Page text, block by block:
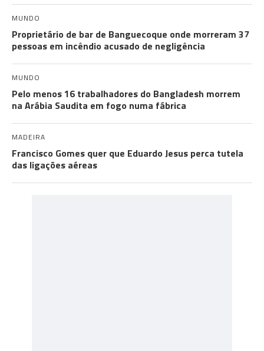
MUNDO
Proprietário de bar de Banguecoque onde morreram 37
pessoas em incêndio acusado de negligência
MUNDO
Pelo menos 16 trabalhadores do Bangladesh morrem
na Arábia Saudita em fogo numa fábrica
MADEIRA
Francisco Gomes quer que Eduardo Jesus perca tutela
das ligações aéreas